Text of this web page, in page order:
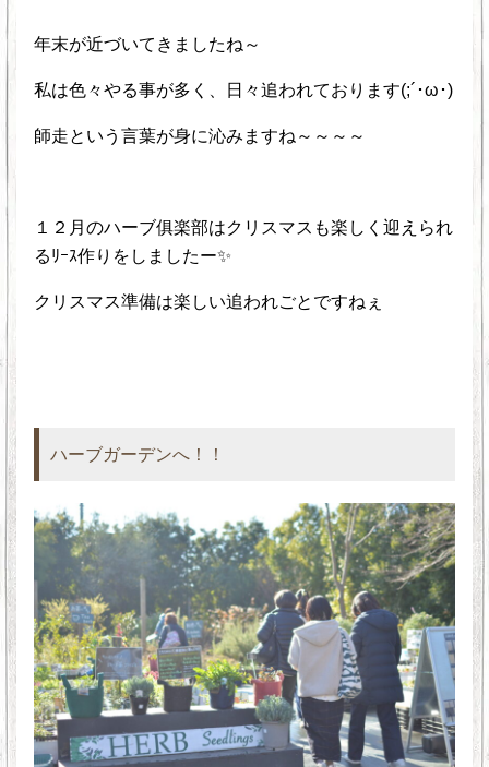
年末が近づいてきましたね～
私は色々やる事が多く、日々追われております(;´･ω･)
師走という言葉が身に沁みますね～～～～
１２月のハーブ俱楽部はクリスマスも楽しく迎えられ
るﾘｰｽ作りをしましたー✨
クリスマス準備は楽しい追われごとですねぇ
ハーブガーデンへ！！